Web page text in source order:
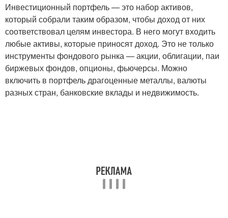
Инвестиционный портфель — это набор активов,
который собрали таким образом, чтобы доход от них
соответствовал целям инвестора. В него могут входить
любые активы, которые приносят доход. Это не только
инструменты фондового рынка — акции, облигации, паи
биржевых фондов, опционы, фьючерсы. Можно
включить в портфель драгоценные металлы, валюты
разных стран, банковские вклады и недвижимость.